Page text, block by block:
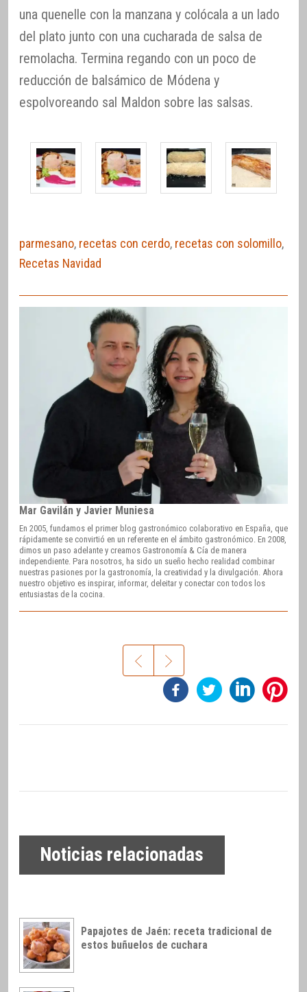
una quenelle con la manzana y colócala a un lado
del plato junto con una cucharada de salsa de
remolacha. Termina regando con un poco de
reducción de balsámico de Módena y
espolvoreando sal Maldon sobre las salsas.
parmesano, recetas con cerdo, recetas con solomillo,
Recetas Navidad
Mar Gavilán y Javier Muniesa
En 2005, fundamos el primer blog gastronómico colaborativo en España, que
rápidamente se convirtió en un referente en el ámbito gastronómico. En 2008,
dimos un paso adelante y creamos Gastronomía & Cía de manera
independiente. Para nosotros, ha sido un sueño hecho realidad combinar
nuestras pasiones por la gastronomía, la creatividad y la divulgación. Ahora
nuestro objetivo es inspirar, informar, deleitar y conectar con todos los
entusiastas de la cocina.
Noticias relacionadas
Papajotes de Jaén: receta tradicional de
estos buñuelos de cuchara